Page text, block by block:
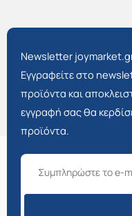
Newsletter
Εγγραφείτε στο
προϊόντα και
εγγραφή σας θα
προϊόντα.